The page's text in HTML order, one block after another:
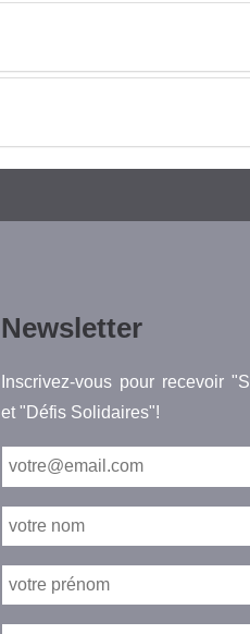
Newsletter
Inscrivez-vous pour recevoir
et "Défis Solidaires"!